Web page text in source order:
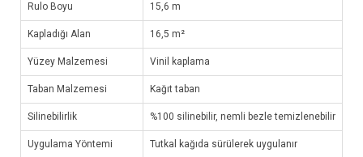
Rulo Boyu 15,6 m
Kapladığı Alan 16,5 m²
Yüzey Malzemesi Vinil kaplama
Taban Malzemesi Kağıt taban
Silinebilirlik %100 silinebilir, nemli bezle temizlenebilir
Uygulama Yöntemi Tutkal kağıda sürülerek uygulanır